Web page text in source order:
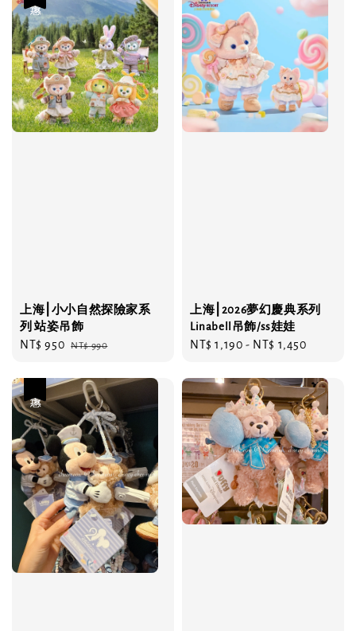
上海⎮小小自然探險家系
列 站姿吊飾
Sale
NT$ 950 Regular
NT$ 990
上海⎮2026夢幻慶典系列
Linabell吊飾/ss娃娃
Regular
NT$ 1,190 - NT$ 1,450